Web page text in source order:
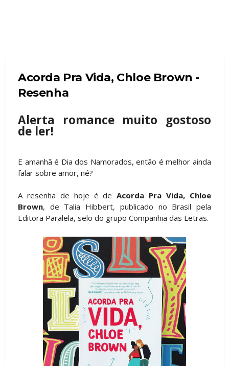
Acorda Pra Vida, Chloe Brown -
Resenha
Alerta romance muito gostoso
de ler!
E amanhã é Dia dos Namorados, então é melhor ainda
falar sobre amor, né?
A resenha de hoje é deAcorda Pra Vida, Chloe
Brown, de Talia Hibbert, publicado no Brasil pela
Editora Paralela, selo do grupo Companhia das Letras.